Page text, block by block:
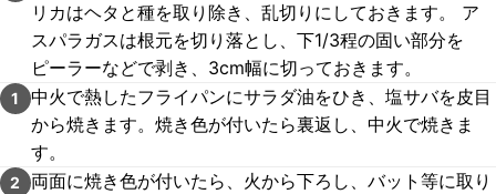
リカはヘタと種を取り除き、乱切りにしておきます。 ア
スパラガスは根元を切り落とし、下1/3程の固い部分を
ピーラーなどで剥き、3cm幅に切っておきます。
1
中火で熱したフライパンにサラダ油をひき、塩サバを皮目
から焼きます。焼き色が付いたら裏返し、中火で焼きま
す。
2
両面に焼き色が付いたら、火から下ろし、バット等に取り